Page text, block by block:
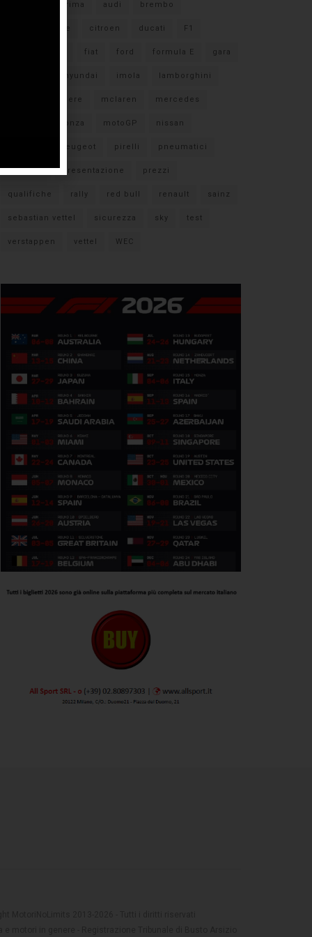
anteprima audi brembo
caratteristiche citroen ducati F1
fiat ford formula E gara
hyundai imola lamborghini
libere mclaren mercedes
monza motoGP nissan
peugeot pirelli pneumatici
porsche presentazione prezzi
qualifiche rally red bull renault sainz
sebastian vettel sicurezza sky test
verstappen vettel WEC